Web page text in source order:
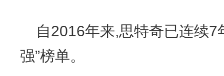
自2016年来,思特奇已连续7
强”榜单。